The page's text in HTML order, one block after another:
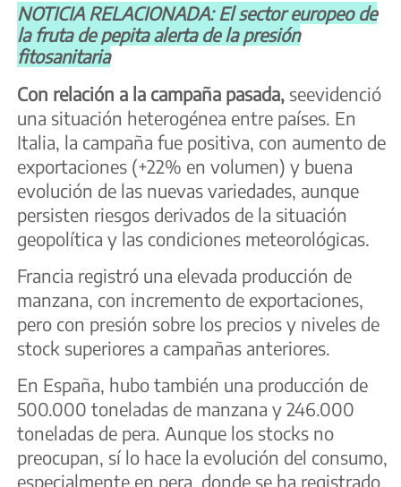
NOTICIA RELACIONADA: El sector europeo de
la fruta de pepita alerta de la presión
fitosanitaria
Con relación a la campaña pasada, seevidenció
una situación heterogénea entre países. En
Italia, la campaña fue positiva, con aumento de
exportaciones (+22% en volumen) y buena
evolución de las nuevas variedades, aunque
persisten riesgos derivados de la situación
geopolítica y las condiciones meteorológicas.
Francia registró una elevada producción de
manzana, con incremento de exportaciones,
pero con presión sobre los precios y niveles de
stock superiores a campañas anteriores.
En España, hubo también una producción de
500.000 toneladas de manzana y 246.000
toneladas de pera. Aunque los stocks no
preocupan, sí lo hace la evolución del consumo,
especialmente en pera, donde se ha registrado